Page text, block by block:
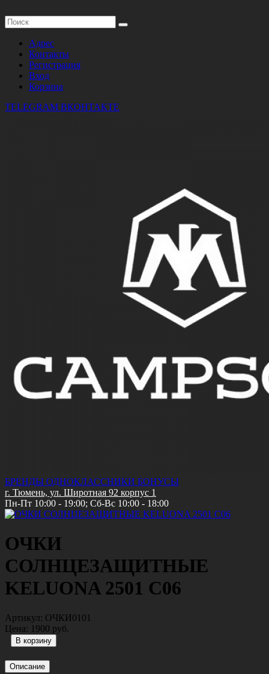
Адрес
Контакты
Регистрация
Вход
Корзина
TELEGRAM ВКОНТАКТЕ
БРЕНДЫ ОДНОКЛАССНИКИ БОНУСЫ
г. Тюмень, ул. Широтная 92 корпус 1
Пн-Пт 10:00 - 19:00; Сб-Вс 10:00 - 18:00
ОЧКИ
СОЛНЦЕЗАЩИТНЫЕ
KELUONA 2501 С06
Артикул: ОЧКИ0101
Цена: 1900 руб.
Описание